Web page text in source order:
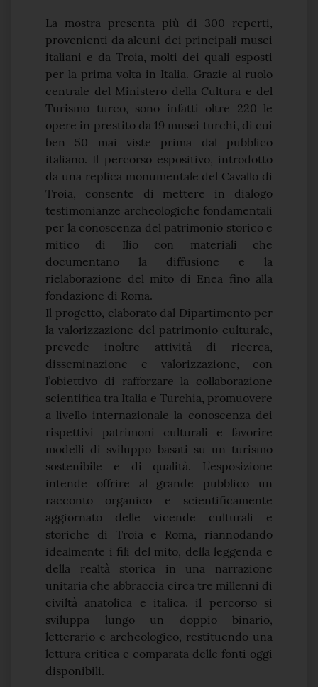
La mostra presenta più di 300 reperti,
provenienti da alcuni dei principali musei
italiani e da Troia, molti dei quali esposti
per la prima volta in Italia. Grazie al ruolo
centrale del Ministero della Cultura e del
Turismo turco, sono infatti oltre 220 le
opere in prestito da 19 musei turchi, di cui
ben 50 mai viste prima dal pubblico
italiano. Il percorso espositivo, introdotto
da una replica monumentale del Cavallo di
Troia, consente di mettere in dialogo
testimonianze archeologiche fondamentali
per la conoscenza del patrimonio storico e
mitico di Ilio con materiali che
documentano la diffusione e la
rielaborazione del mito di Enea fino alla
fondazione di Roma.
Il progetto, elaborato dal Dipartimento per
la valorizzazione del patrimonio culturale,
prevede inoltre attività di ricerca,
disseminazione e valorizzazione, con
l’obiettivo di rafforzare la collaborazione
scientifica tra Italia e Turchia, promuovere
a livello internazionale la conoscenza dei
rispettivi patrimoni culturali e favorire
modelli di sviluppo basati su un turismo
sostenibile e di qualità. L’esposizione
intende offrire al grande pubblico un
racconto organico e scientificamente
aggiornato delle vicende culturali e
storiche di Troia e Roma, riannodando
idealmente i fili del mito, della leggenda e
della realtà storica in una narrazione
unitaria che abbraccia circa tre millenni di
civiltà anatolica e italica. il percorso si
sviluppa lungo un doppio binario,
letterario e archeologico, restituendo una
lettura critica e comparata delle fonti oggi
disponibili.